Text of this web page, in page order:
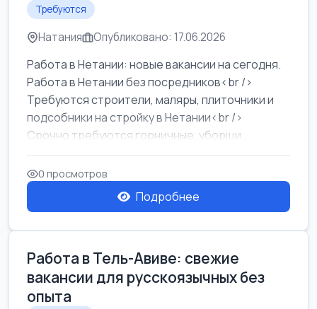
Требуются
Натания Опубликовано: 17.06.2026
Работа в Нетании: новые вакансии на сегодня.
Работа в Нетании без посредников<br />
Требуются строители, маляры, плиточники и
подсобники на стройку в Нетании<br />
Срочно требуются горничные, уборщи...
0 просмотров
Подробнее
Работа в Тель-Авиве: свежие
вакансии для русскоязычных без
опыта